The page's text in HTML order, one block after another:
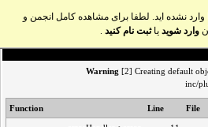
وارد نشده اید. لطفا برای مشاهده کامل انجمن و
وارد شوید یاثبت نام کنید .
Warning [2] Creating default
inc/
File
Line
Function